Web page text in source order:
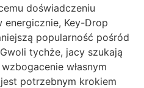
doświadczeniu
Key-Drop
popularność pośród
tychże, jacy szukają
własnym
potrzebnym krokiem